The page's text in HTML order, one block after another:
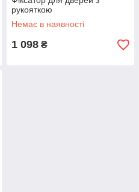
рукояткою
Немає в наявності
1 098 ₴